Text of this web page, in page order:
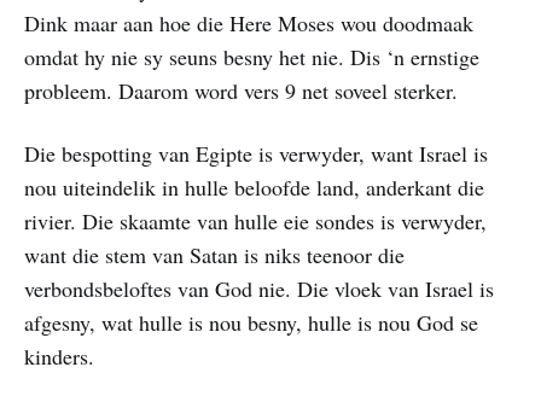
Dink maar aan hoe die Here Moses wou doodmaak
omdat hy nie sy seuns besny het nie. Dis ‘n ernstige
probleem. Daarom word vers 9 net soveel sterker.
Die bespotting van Egipte is verwyder, want Israel is
nou uiteindelik in hulle beloofde land, anderkant die
rivier. Die skaamte van hulle eie sondes is verwyder,
want die stem van Satan is niks teenoor die
verbondsbeloftes van God nie. Die vloek van Israel is
afgesny, wat hulle is nou besny, hulle is nou God se
kinders.